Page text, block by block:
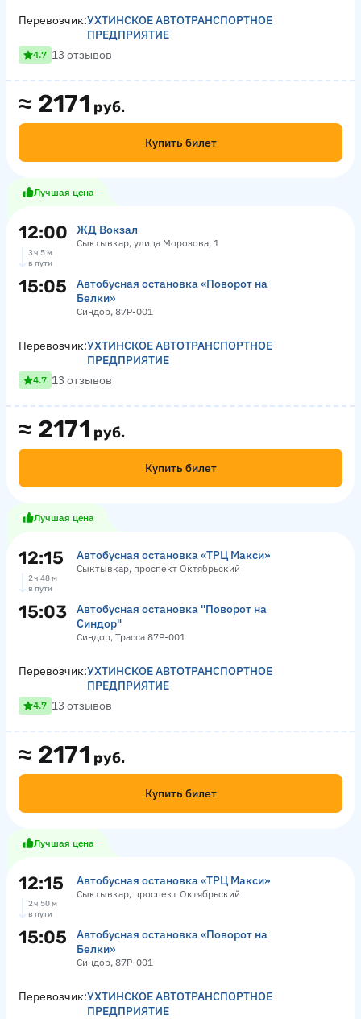
≈ 2171 руб.
Купить билет
Перевозчик:УХТИНСКОЕ АВТОТРАНСПОРТНОЕ
ПРЕДПРИЯТИЕ
4.7 13 отзывов
Лучшая цена
12:00 ЖД Вокзал
Сыктывкар, улица Морозова, 1
3 ч 5 м
в пути
15:05
Автобусная остановка «Поворот на
Белки»
Синдор, 87Р-001
≈ 2171 руб.
Купить билет
Перевозчик:УХТИНСКОЕ АВТОТРАНСПОРТНОЕ
ПРЕДПРИЯТИЕ
4.7 13 отзывов
Лучшая цена
12:15 Автобусная остановка «ТРЦ Макси»
Сыктывкар, проспект Октябрьский
2 ч 48 м
в пути
15:03
Автобусная остановка "Поворот на
Синдор"
Синдор, Трасса 87Р-001
≈ 2171 руб.
Купить билет
Перевозчик:УХТИНСКОЕ АВТОТРАНСПОРТНОЕ
ПРЕДПРИЯТИЕ
4.7 13 отзывов
Лучшая цена
12:15 Автобусная остановка «ТРЦ Макси»
Сыктывкар, проспект Октябрьский
2 ч 50 м
в пути
15:05
Автобусная остановка «Поворот на
Белки»
Синдор, 87Р-001
Перевозчик:УХТИНСКОЕ АВТОТРАНСПОРТНОЕ
ПРЕДПРИЯТИЕ